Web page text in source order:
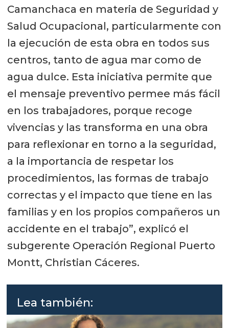
Camanchaca en materia de Seguridad y
Salud Ocupacional, particularmente con
la ejecución de esta obra en todos sus
centros, tanto de agua mar como de
agua dulce. Esta iniciativa permite que
el mensaje preventivo permee más fácil
en los trabajadores, porque recoge
vivencias y las transforma en una obra
para reflexionar en torno a la seguridad,
a la importancia de respetar los
procedimientos, las formas de trabajo
correctas y el impacto que tiene en las
familias y en los propios compañeros un
accidente en el trabajo”, explicó el
subgerente Operación Regional Puerto
Montt, Christian Cáceres.
Lea también: